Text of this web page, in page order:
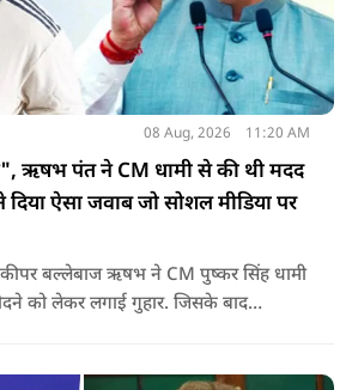
08 Aug, 2026 11:20 AM
ऋषभ पंत ने CM धामी से की थी मदद
ऐसा जवाब जो सोशल मीडिया पर
बल्लेबाज ऋषभ ने CM पुष्कर सिंह धामी
को लेकर लगाई गुहार. जिसके बाद